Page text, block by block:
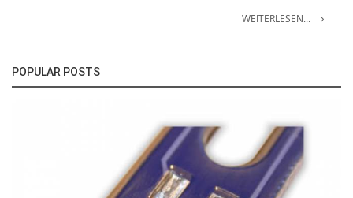
WEITERLESEN...
POPULAR POSTS